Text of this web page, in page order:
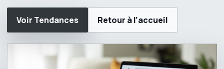
Voir Tendances Retour à l’accueil